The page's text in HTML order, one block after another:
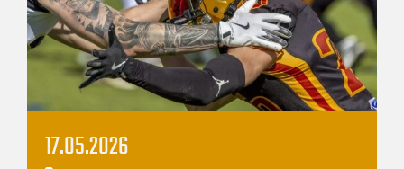
17.05.2026